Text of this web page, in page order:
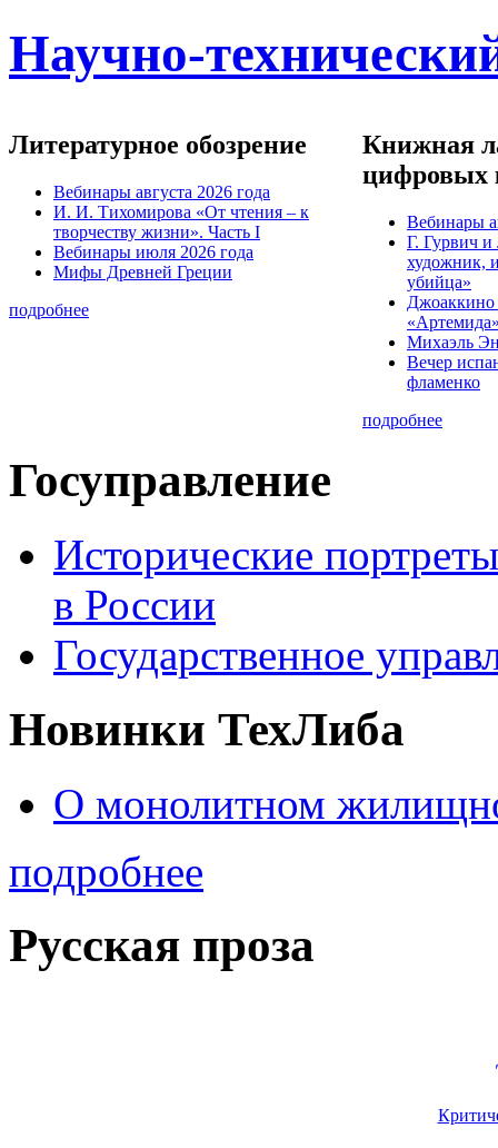
Научно-
Литературное обозрение
Вебинары августа 2026 года
И. И. Тихомирова «От чтения – к
творчеству жизни». Часть I
Вебинары июля 2026 года
Мифы Древней Греции
подробнее
Книжная
цифровых
Вебинары
Г. Гурвич
художник,
убийца»
Михаэль
Вечер
фламенко
подробнее
Госуправление
Исторические
в России
Государственное
Новинки ТехЛиба
О монолитном
подробнее
Русская проза